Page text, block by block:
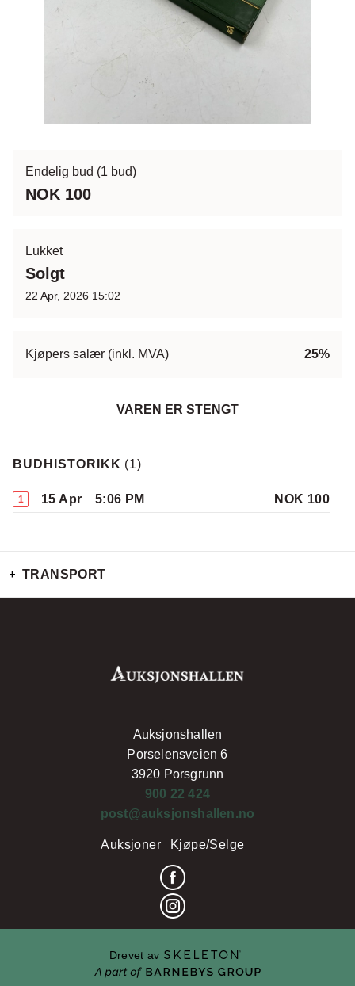
Endelig bud (1 bud)
NOK 100
Lukket
Solgt
22 Apr, 2026 15:02
Kjøpers salær (inkl. MVA) 25%
VAREN ER STENGT
BUDHISTORIKK (1)
1 15 Apr 5:06 PM NOK 100
TRANSPORT
Auksjonshallen
Porselensveien 6
3920 Porsgrunn
900 22 424
post@auksjonshallen.no
Auksjoner Kjøpe/Selge
Drevet av